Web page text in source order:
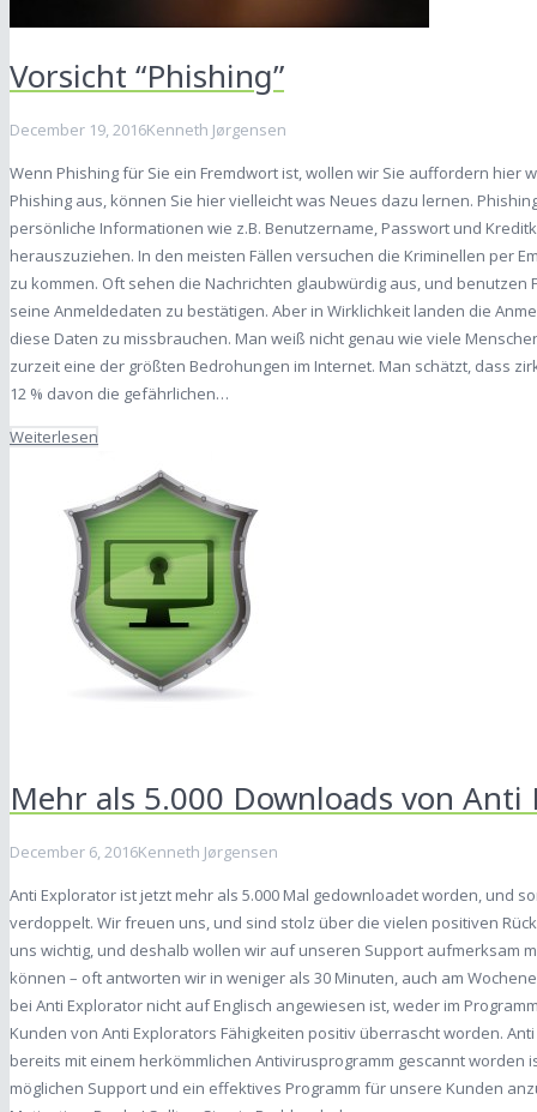
Vorsicht “Phishing”
December 19, 2016Kenneth Jørgensen
Wenn Phishing für Sie ein Fremdwort ist, wollen wir Sie auffordern hier
Phishing aus, können Sie hier vielleicht was Neues dazu lernen.
persönliche Informationen wie z.B. Benutzername, Passwort und
herauszuziehen. In den meisten Fällen versuchen die Kriminellen per
zu kommen. Oft sehen die Nachrichten glaubwürdig aus, und
seine Anmeldedaten zu bestätigen. Aber in Wirklichkeit landen die
diese Daten zu missbrauchen. Man weiß nicht genau wie viele
zurzeit eine der größten Bedrohungen im Internet. Man schätzt, dass
12 % davon die gefährlichen…
Weiterlesen
Mehr als 5.000 Downloads von
December 6, 2016Kenneth Jørgensen
Anti Explorator ist jetzt mehr als 5.000 Mal gedownloadet worden, und
verdoppelt. Wir freuen uns, und sind stolz über die vielen positiven
uns wichtig, und deshalb wollen wir auf unseren Support aufmerksam
können – oft antworten wir in weniger als 30 Minuten, auch am
bei Anti Explorator nicht auf Englisch angewiesen ist, weder im
Kunden von Anti Explorators Fähigkeiten positiv überrascht worden.
bereits mit einem herkömmlichen Antivirusprogramm gescannt worden
möglichen Support und ein effektives Programm für unsere Kunden